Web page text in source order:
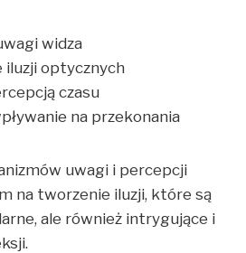
widza
iluzji optycznych
czasu
na przekonania
uwagi i percepcji
na tworzenie iluzji, które są
ale również intrygujące i